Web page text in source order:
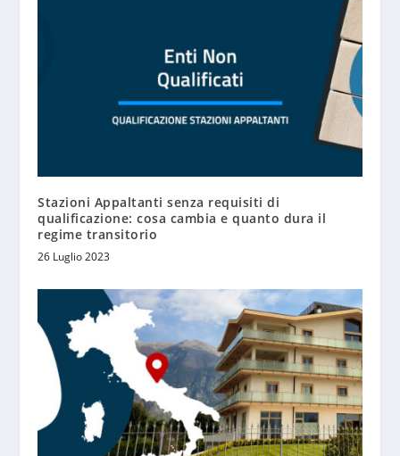
Stazioni Appaltanti senza requisiti di
qualificazione: cosa cambia e quanto dura il
regime transitorio
26 Luglio 2023